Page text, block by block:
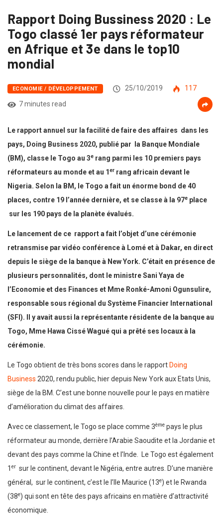
Rapport Doing Bussiness 2020 : Le
Togo classé 1er pays réformateur
en Afrique et 3e dans le top10
mondial
ECONOMIE / DÉVELOPPEMENT 25/10/2019
117
7 minutes read
Le rapport annuel sur la facilité de faire des affaires dans les
pays, Doing Business 2020, publié par la Banque Mondiale
(BM), classe le Togo au 3e rang parmi les 10 premiers pays
réformateurs au monde et au 1 er rang africain devant le
Nigeria. Selon la BM, le Togo a fait un énorme bond de 40
places, contre 19 l’année dernière, et se classe à la 97e place
sur les 190 pays de la planète évalués.
Le lancement de ce rapport a fait l’objet d’une cérémonie
retransmise par vidéo conférence à Lomé et à Dakar, en direct
depuis le siège de la banque à New York. C’était en présence de
plusieurs personnalités, dont le ministre Sani Yaya de
l’Economie et des Finances et Mme Ronké-Amoni Ogunsulire,
responsable sous régional du Système Financier International
(SFI). Il y avait aussi la représentante résidente de la banque au
Togo, Mme Hawa Cissé Wagué qui a prêté ses locaux à la
cérémonie.
Le Togo obtient de très bons scores dans le rapport Doing
Business 2020, rendu public, hier depuis New York aux Etats Unis,
siège de la BM. C’est une bonne nouvelle pour le pays en matière
d’amélioration du climat des affaires.
Avec ce classement, le Togo se place comme 3ème pays le plus
réformateur au monde, derrière l’Arabie Saoudite et la Jordanie et
devant des pays comme la Chine et l’Inde. Le Togo est également
1 er sur le continent, devant le Nigéria, entre autres. D’une manière
général, sur le continent, c’est le l’Ile Maurice (13e) et le Rwanda
(38e) qui sont en tête des pays africains en matière d’attractivité
économique.